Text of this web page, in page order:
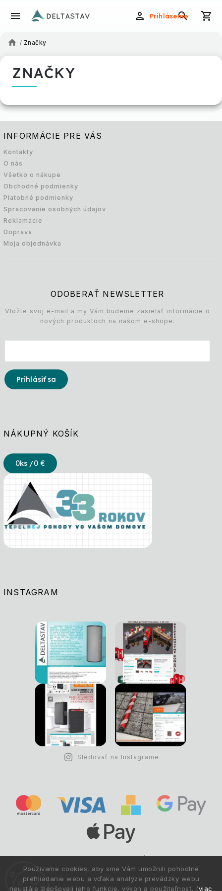
Používame cookies, aby sme Vám umožnili pohodlné
prehliadanie webu a vďaka analýze prevádzky webu
neustále zlepšovali jeho funkcie, výkon a použiteľnosť. (viac
Prihlásenie
/ Značky
ZNAČKY
INFORMÁCIE PRE VÁS
Kontakty
O nás
Všetko o nákupe
Obchodné podmienky
Platobné podmienky
Spracovanie osobných údajov
Reklamácie
Doprava
Moja objednávka
ODOBERAŤ NEWSLETTER
Vložte svoj e-mail a my Vám budeme zasielať informácie o
nových produktoch na našom e-shope.
Prihlásiť sa
NÁKUPNÝ KOŠÍK
0ks /0 €
INSTAGRAM
Sledovať na Instagrame
Copyright © 1993 -2026 Deltastav.sk|
.
Všetky práva vyhradené.